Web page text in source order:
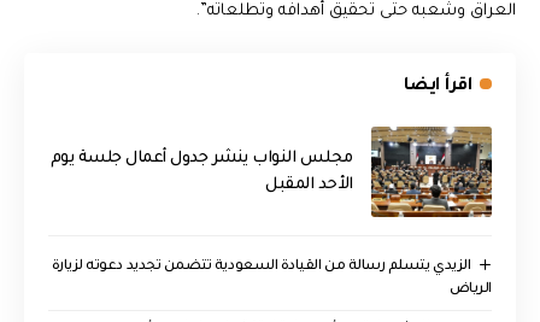
العراق وشعبه حتى تحقيق أهدافه وتطلعاته”.
اقرأ ايضا
مجلس النواب ينشر جدول أعمال جلسة يوم
الأحد المقبل
الزيدي يتسلم رسالة من القيادة السعودية تتضمن تجديد دعوته لزيارة
الرياض